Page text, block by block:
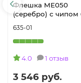
Флешка ME050
(серебро) с чипом
635-01
4.0 1 отзыв
3 546 руб.